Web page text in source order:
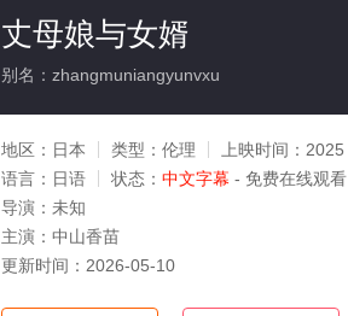
丈母娘与女婿
别名：zhangmuniangyunvxu
地区： 日本 类型： 伦理 上映时间： 2025
语言： 日语 状态： 中文字幕 - 免费在线观看
导演： 未知
主演： 中山香苗
更新时间： 2026-05-10